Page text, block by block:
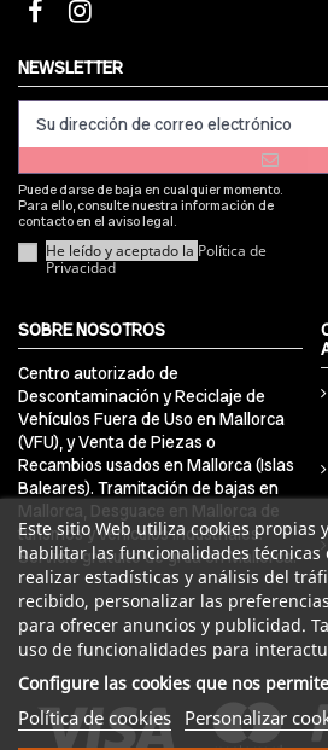
Este sitio Web utiliza cookies propias
habilitar las funcionalidades técnicas
realizar estadísticas y análisis del
recibido, personalizar las
para ofrecer anuncios y publicidad.
uso de funcionalidades para
Configure las cookies que nos
Política de cookies Personalizar
NEWSLETTER
Puede darse de baja en cualquier momento.
Para ello, consulte nuestra información de
contacto en el aviso legal.
He leído y aceptado la Política de
Privacidad
SOBRE NOSOTROS
Centro autorizado de
Descontaminación y Reciclaje de
Vehículos Fuera de Uso en Mallorca
(VFU), y Venta de Piezas o
Recambios usados en Mallorca (Islas
Baleares). Tramitación de bajas en
Mallorca, Desguace en Mallorca de
turismos y vehículos industriales.
Servicio gratuito de grúa en Mallorca.